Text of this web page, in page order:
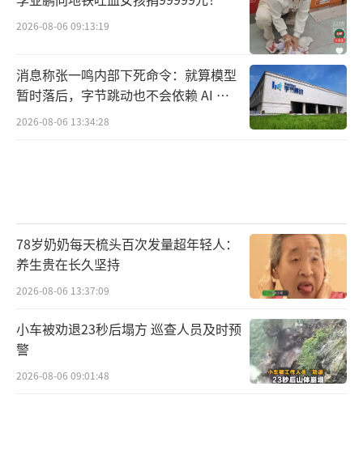
2026-08-06 09:13:19
消息称张一鸣内部下死命令：就算模型
暂时落后，字节跳动也不会依赖 AI 蒸
馏技术
2026-08-06 13:34:28
78岁奶奶每天梳头百次发量超年轻人：
养生贵在长久坚持
2026-08-06 13:37:09
小车被劝退23秒后塌方 巡查人员及时预
警
2026-08-06 09:01:48